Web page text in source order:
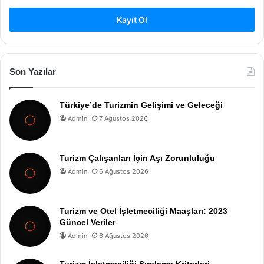
Kayıt Ol
Son Yazılar
Türkiye’de Turizmin Gelişimi ve Geleceği
Admin 7 Ağustos 2026
Turizm Çalışanları İçin Aşı Zorunluluğu
Admin 6 Ağustos 2026
Turizm ve Otel İşletmeciliği Maaşları: 2023
Güncel Veriler
Admin 6 Ağustos 2026